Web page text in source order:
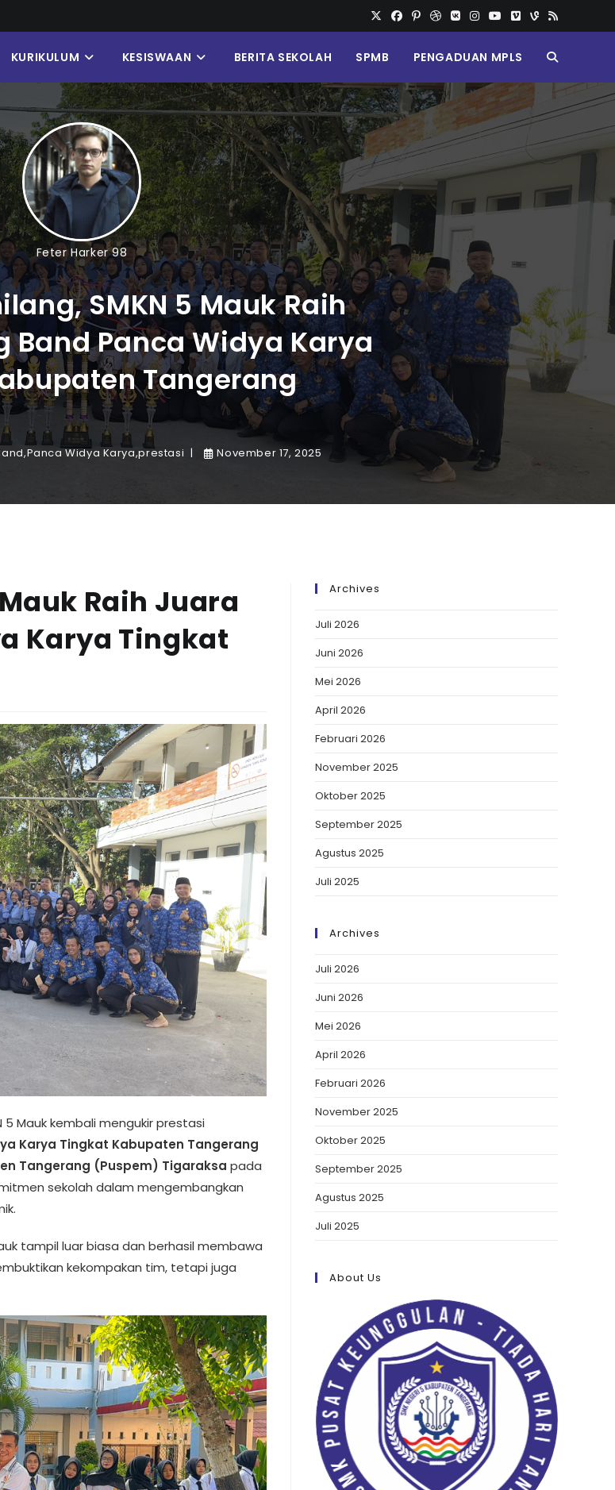
KURIKULUM KESISWAAN BERITA SEKOLAH SPMB PENGADUAN MPLS
Feter Harker 98
SMKN 5 Mauk Raih
Band Panca Widya Karya
Tangerang
,Panca Widya Karya,prestasi November 17, 2025
Raih Juara
Karya Tingkat
5 Mauk kembali mengukir prestasi
Karya Tingkat Kabupaten Tangerang
Tangerang (Puspem) Tigaraksa pada
sekolah dalam mengembangkan
tampil luar biasa dan berhasil membawa
kekompakan tim, tetapi juga
Archives
Juli 2026
Juni 2026
Mei 2026
April 2026
Februari 2026
November 2025
Oktober 2025
September 2025
Agustus 2025
Juli 2025
Archives
Juli 2026
Juni 2026
Mei 2026
April 2026
Februari 2026
November 2025
Oktober 2025
September 2025
Agustus 2025
Juli 2025
About Us